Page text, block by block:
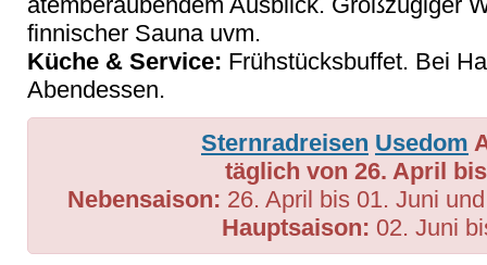
finnischer Sauna uvm.
Küche & Service: Frühstücksbuffet. Bei
Abendessen.
Sternradreisen Usedom
täglich von 26. April
Nebensaison: 26. April bis 01. Juni
Hauptsaison: 02. Juni